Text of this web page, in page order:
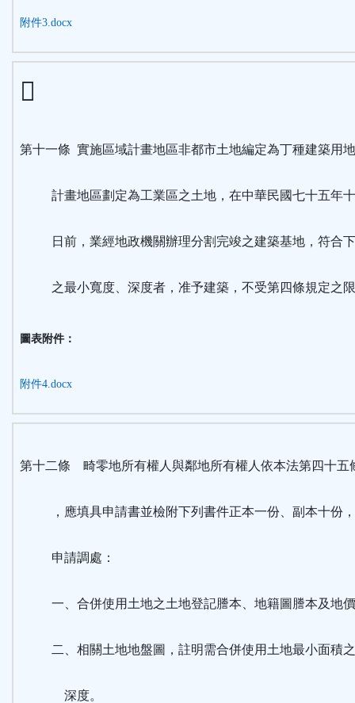
附件3.docx
第十一條 實施區域計畫地區非都市土地編定為丁種建築用
計畫地區劃定為工業區之土地，在中華民國七十五年
日前，業經地政機關辦理分割完竣之建築基地，符合
之最小寬度、深度者，准予建築，不受第四條規定之
圖表附件：
附件4.docx
第十二條 畸零地所有權人與鄰地所有權人依本法第四十五
，應填具申請書並檢附下列書件正本一份、副本十份
申請調處：
一、合併使用土地之土地登記謄本、地籍圖謄本及地
二、相關土地地盤圖，註明需合併使用土地最小面積
深度。